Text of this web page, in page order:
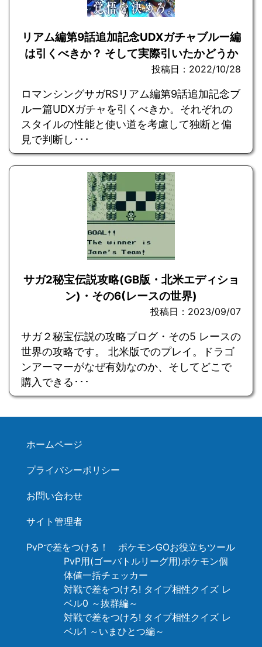
リアム編第9話追加記念UDXガチャブルー編
は引くべきか？ そして実際引いたかどうか
投稿日：2022/10/28
ロマンシングサガRSリアム編第9話追加記念ブ
ルー篇UDXガチャを引くべきか。それぞれの
スタイルの性能と使い道を考慮して独断と偏
見で判断し･･･
サガ2秘宝伝説攻略(GB版・北米エディショ
ン)・その6(レースの世界)
投稿日：2023/09/07
サガ２秘宝伝説の攻略ブログ・その5 レースの
世界の攻略です。 北米版でのプレイ。ドラゴ
ンアーマーがなぜ有効なのか、そしてどこで
購入できる･･･
ホームページ
プライバシーポリシー
お問い合わせ
サイト管理者
PvPで差をつける！ ポケモンGOお役立ちツール
PvP用(ゴーバトルリーグ用)ポケモン個
体値一括チェッカー
対戦で差をつけろ! タイプ相性クイズ レ
ベル0 ～抜群編～
対戦で差をつけろ! タイプ相性クイズ レ
ベル1 ～いまひとつ編～